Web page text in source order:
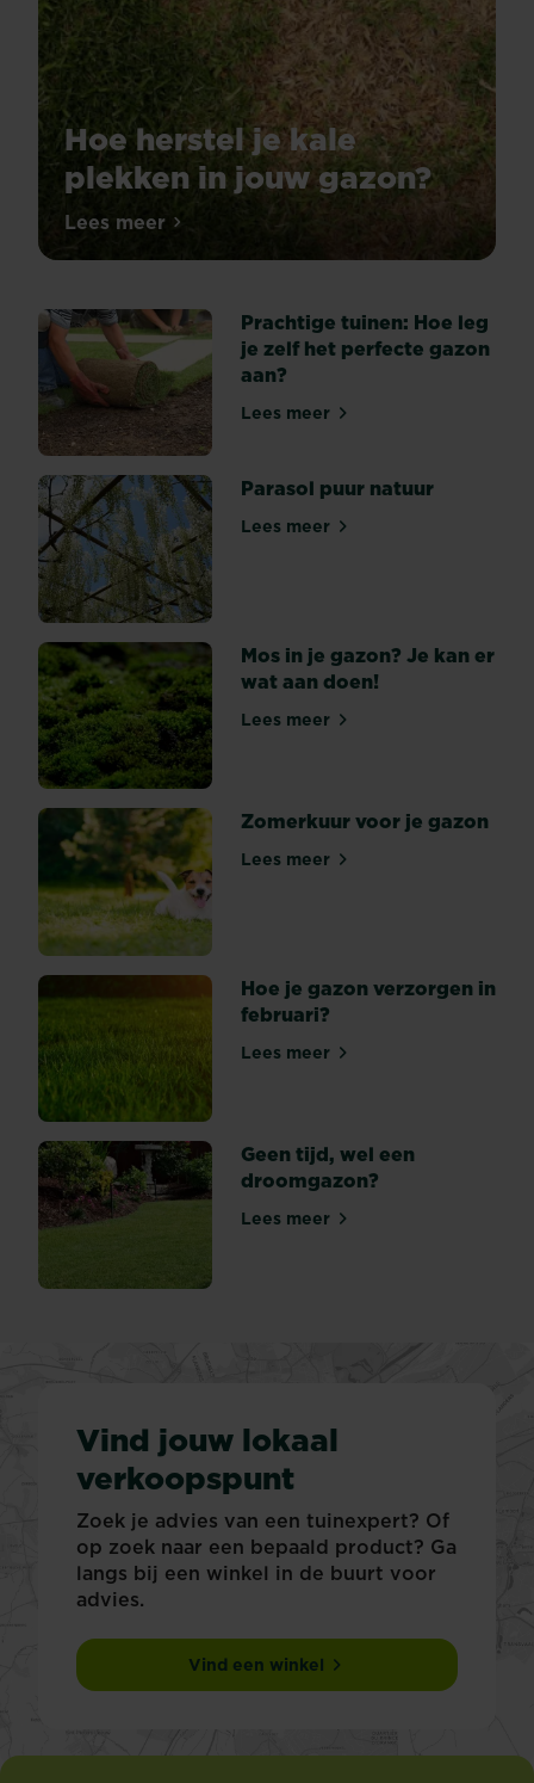
Hoe herstel je kale
plekken in jouw gazon?
Is
veranderd
een
bruin
en
onregelmatig
lappendeken?
Ziet
jouw
tuin
er
erbarmelijk
uit
na
de
winter
en
droom
je
van
een
stralend
grastapijt,
zonder
dorre
plekken?
Zoek
een...
Lees meerHoe herstel je kale plekken in jouw
Prachtige tuinen: Hoe leg
je zelf het perfecte gazon
aan?
Lees meerPrachtige tuinen: Hoe leg
Parasol puur natuur
Lees meerParasol puur natuur
Mos in je gazon? Je kan er
wat aan doen!
Lees meerMos in je gazon? Je kan er
Zomerkuur voor je gazon
Lees meerZomerkuur voor je gazon
Hoe je gazon verzorgen in
februari?
Lees meerHoe je gazon verzorgen in
Geen tijd, wel een
droomgazon?
Lees meerGeen tijd, wel een
Vind jouw lokaal
verkoopspunt
Zoek je advies van een tuinexpert? Of
op zoek naar een bepaald product? Ga
langs bij een winkel in de buurt voor
advies.
Vind een winkel